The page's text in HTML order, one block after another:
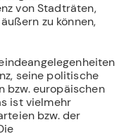
von Stadträten,
zu können,
seine politische
bzw. europäischen
ist vielmehr
bzw. der